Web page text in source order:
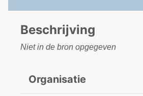
Beschrijving
Niet in de bron opgegeven
Organisatie